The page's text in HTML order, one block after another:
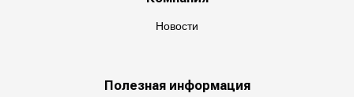
Новости
Полезная информация